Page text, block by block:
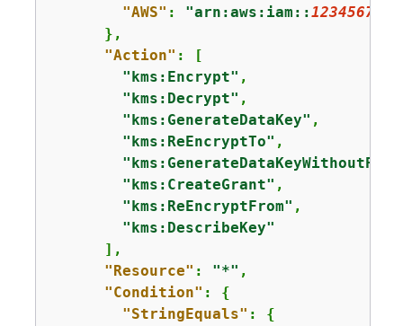
"AWS" : "arn:aws:iam::
      },
"Action" : [
"kms:Encrypt" ,
"kms:Decrypt" ,
"kms:GenerateDataKey" ,
"kms:ReEncryptTo" ,
"kms:CreateGrant" ,
"kms:ReEncryptFrom" ,
"kms:DescribeKey"
      ],
"Resource" : "*" ,
"Condition" : {
"StringEquals" : {